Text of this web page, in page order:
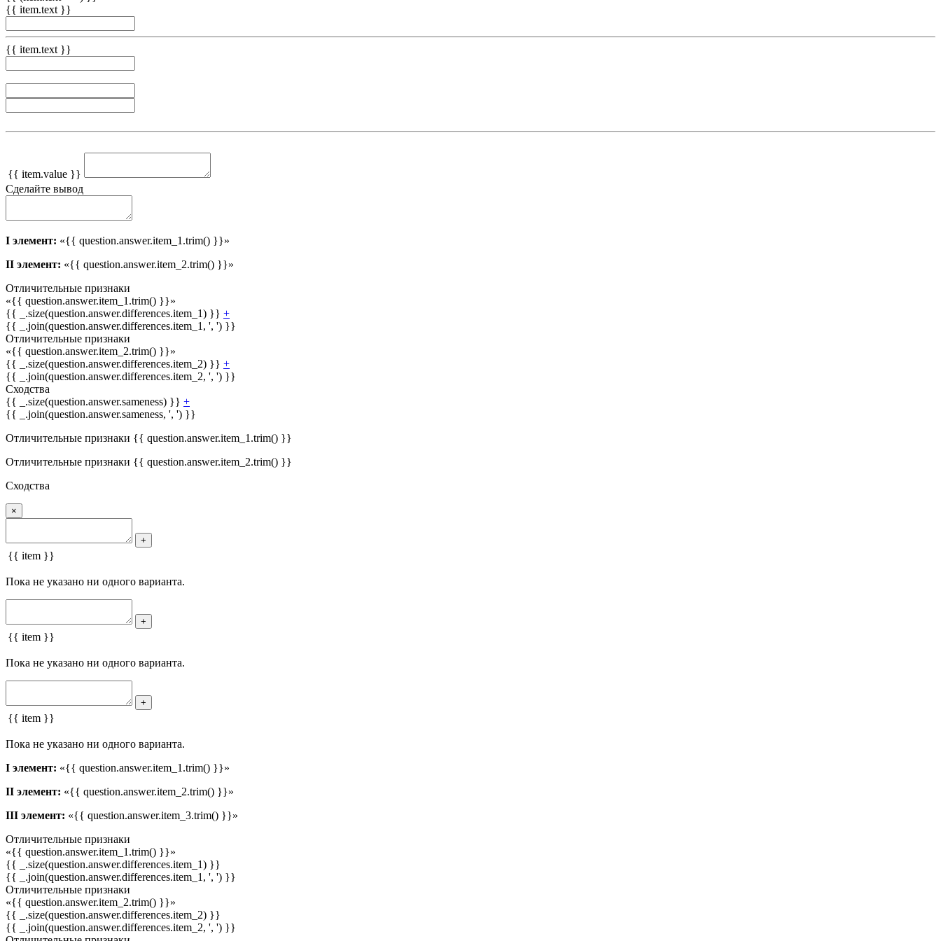
{{ item.text }}
{{ item.text }}
{{ item.value }}
Сделайте вывод
I элемент: «{{ question.answer.item_1.trim() }}»
II элемент: «{{ question.answer.item_2.trim() }}»
Отличительные признаки
«{{ question.answer.item_1.trim() }}»
{{ _.size(question.answer.differences.item_1) }} +
{{ _.join(question.answer.differences.item_1, ', ') }}
Отличительные признаки
«{{ question.answer.item_2.trim() }}»
{{ _.size(question.answer.differences.item_2) }} +
{{ _.join(question.answer.differences.item_2, ', ') }}
Сходства
{{ _.size(question.answer.sameness) }} +
{{ _.join(question.answer.sameness, ', ') }}
Отличительные признаки {{ question.answer.item_1.trim() }}
Отличительные признаки {{ question.answer.item_2.trim() }}
Сходства
×
+
{{ item }}
Пока не указано ни одного варианта.
+
{{ item }}
Пока не указано ни одного варианта.
+
{{ item }}
Пока не указано ни одного варианта.
I элемент: «{{ question.answer.item_1.trim() }}»
II элемент: «{{ question.answer.item_2.trim() }}»
III элемент: «{{ question.answer.item_3.trim() }}»
Отличительные признаки
«{{ question.answer.item_1.trim() }}»
{{ _.size(question.answer.differences.item_1) }}
{{ _.join(question.answer.differences.item_1, ', ') }}
Отличительные признаки
«{{ question.answer.item_2.trim() }}»
{{ _.size(question.answer.differences.item_2) }}
{{ _.join(question.answer.differences.item_2, ', ') }}